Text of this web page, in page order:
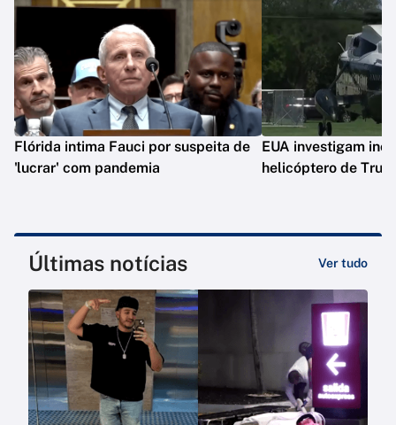
Flórida intima Fauci por suspeita de
'lucrar' com pandemia
EUA investigam
helicóptero de
Últimas notícias Ver tudo